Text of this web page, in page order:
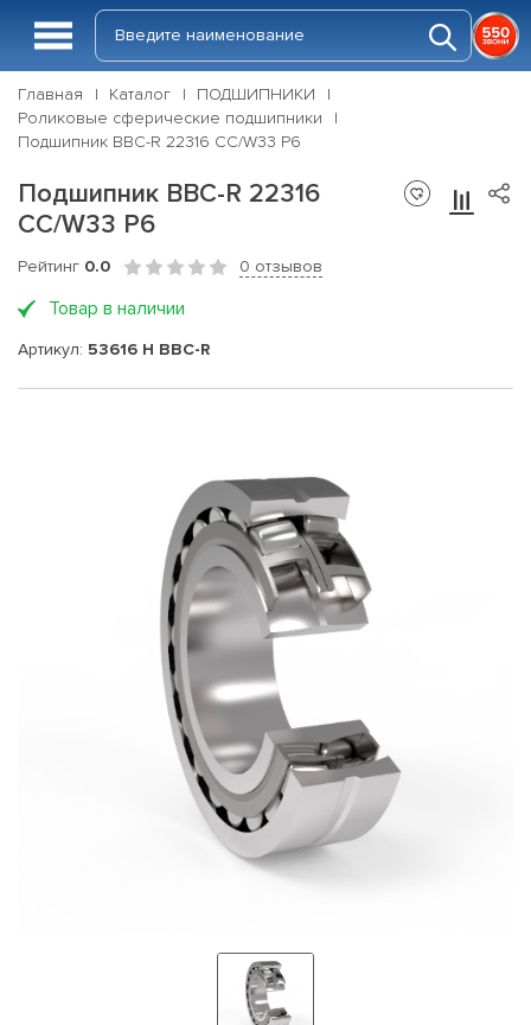
Главная Каталог
ПОДШИПНИКИ
Роликовые сферические подшипники
Подшипник BBC-R 22316 CC/W33 P6
Подшипник BBC-R 22316
CC/W33 P6
Рейтинг 0.0 0 отзывов
Товар в наличии
Артикул: 53616 H BBC-R